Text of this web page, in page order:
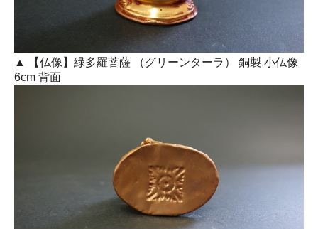
▲ 【仏像】緑多羅菩薩 （グリーンターラ） 銅製 小仏像
6cm 背面